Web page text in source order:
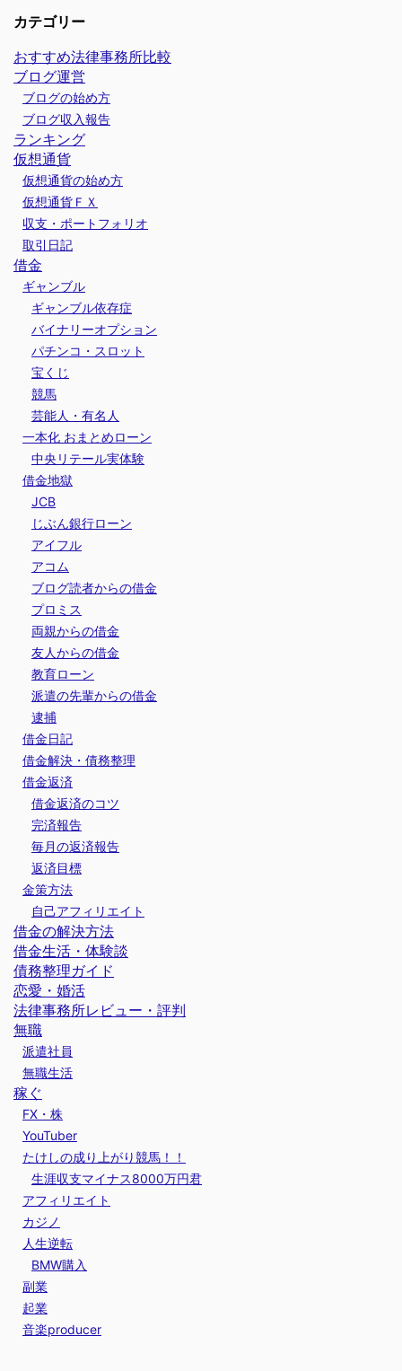
カテゴリー
おすすめ法律事務所比較
ブログ運営
ブログの始め方
ブログ収入報告
ランキング
仮想通貨
仮想通貨の始め方
仮想通貨ＦＸ
収支・ポートフォリオ
取引日記
借金
ギャンブル
ギャンブル依存症
バイナリーオプション
パチンコ・スロット
宝くじ
競馬
芸能人・有名人
一本化 おまとめローン
中央リテール実体験
借金地獄
JCB
じぶん銀行ローン
アイフル
アコム
ブログ読者からの借金
プロミス
両親からの借金
友人からの借金
教育ローン
派遣の先輩からの借金
逮捕
借金日記
借金解決・債務整理
借金返済
借金返済のコツ
完済報告
毎月の返済報告
返済目標
金策方法
自己アフィリエイト
借金の解決方法
借金生活・体験談
債務整理ガイド
恋愛・婚活
法律事務所レビュー・評判
無職
派遣社員
無職生活
稼ぐ
FX・株
YouTuber
たけしの成り上がり競馬！！
生涯収支マイナス8000万円君
アフィリエイト
カジノ
人生逆転
BMW購入
副業
起業
音楽producer